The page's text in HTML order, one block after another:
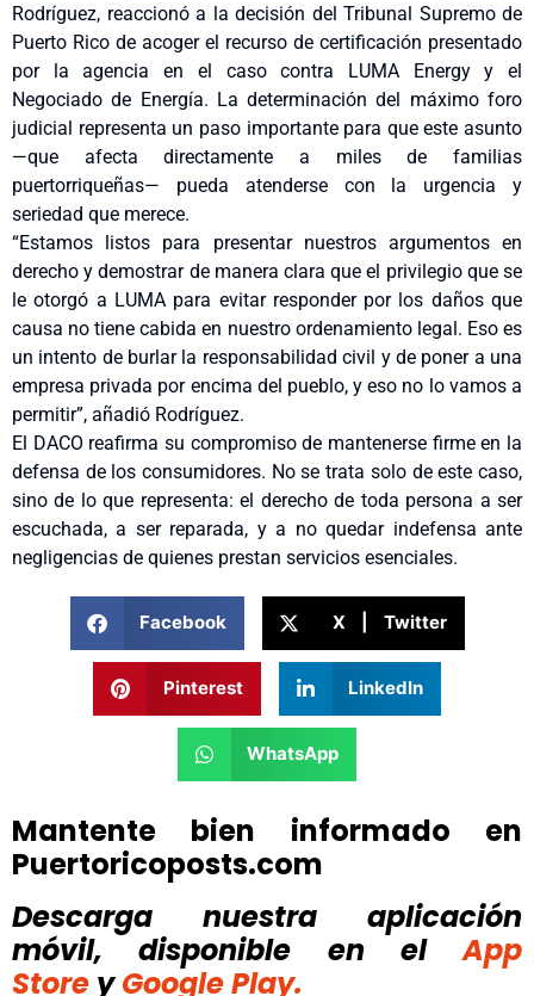
Rodríguez, reaccionó a la decisión del Tribunal Supremo de
Puerto Rico de acoger el recurso de certificación presentado
por la agencia en el caso contra LUMA Energy y el
Negociado de Energía. La determinación del máximo foro
judicial representa un paso importante para que este asunto
—que afecta directamente a miles de familias
puertorriqueñas— pueda atenderse con la urgencia y
seriedad que merece.
“Estamos listos para presentar nuestros argumentos en
derecho y demostrar de manera clara que el privilegio que se
le otorgó a LUMA para evitar responder por los daños que
causa no tiene cabida en nuestro ordenamiento legal. Eso es
un intento de burlar la responsabilidad civil y de poner a una
empresa privada por encima del pueblo, y eso no lo vamos a
permitir”, añadió Rodríguez.
El DACO reafirma su compromiso de mantenerse firme en la
defensa de los consumidores. No se trata solo de este caso,
sino de lo que representa: el derecho de toda persona a ser
escuchada, a ser reparada, y a no quedar indefensa ante
negligencias de quienes prestan servicios esenciales.
Facebook X | Twitter
Pinterest LinkedIn
WhatsApp
Mantente bien informado en
Puertoricoposts.com
Descarga nuestra aplicación
móvil, disponible
en el
App
Store y Google Play.